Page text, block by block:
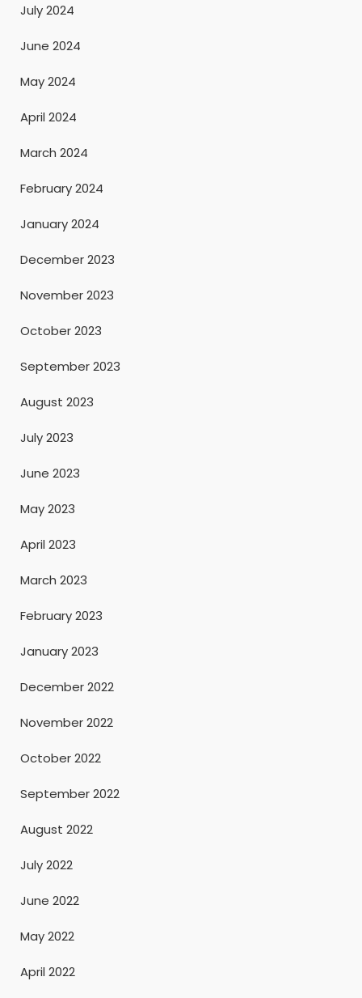
July 2024
June 2024
May 2024
April 2024
March 2024
February 2024
January 2024
December 2023
November 2023
October 2023
September 2023
August 2023
July 2023
June 2023
May 2023
April 2023
March 2023
February 2023
January 2023
December 2022
November 2022
October 2022
September 2022
August 2022
July 2022
June 2022
May 2022
April 2022